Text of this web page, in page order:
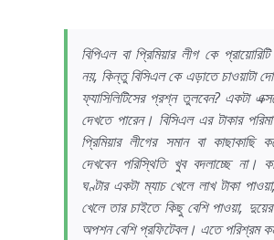
বিপিএল বা প্রিমিয়ার লীগ কে
নয়, কিন্তু বিসিএল কে এড়াতে চাওয়াটা
ফ্যাসিলিটিসের প্রশ্ন তুলবেন? একটা
দেখতে পারেন। বিসিএল এর টাকার
প্রিমিয়ার লীগের সমান বা কাছাকাছি
দেখবেন পরিস্থিতি খুব বদলাচ্ছে না।
ঘণ্টার একটা ম্যাচ খেলে লাখ টাকা
খেলে তার চাইতে কিছু বেশি পাওয়া,
অপশন বেশি প্রফিটেবল। এতে পরিশ্রম